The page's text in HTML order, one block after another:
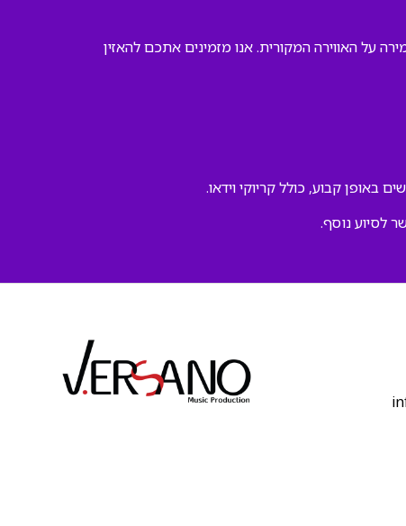
על האווירה המקורית. אנו מזמינים אתכם להאזין
באופן קבוע, כולל קריוקי וידאו.
לסיוע נוסף.